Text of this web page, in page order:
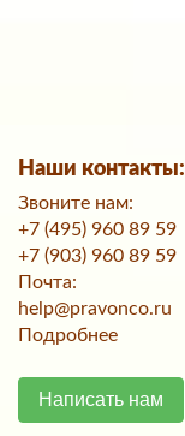
Наши контакты:
Звоните нам:
+7 (495) 960 89 59
+7 (903) 960 89 59
Почта:
help@pravonco.ru
Подробнее
Написать нам